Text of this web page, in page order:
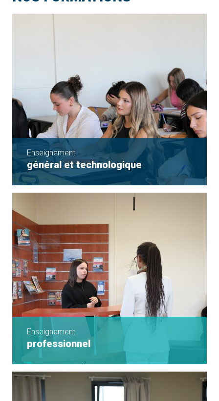
Enseignement
général et technologique
La seconde
Le Brevet d'initiation Aéronautique
Nos partenariats sportifs
Enseignement
professionnel
Seconde professionnelle
Bac Pro MDA
Bac Pro AGOrA